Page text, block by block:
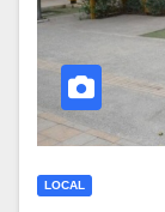
LOCAL